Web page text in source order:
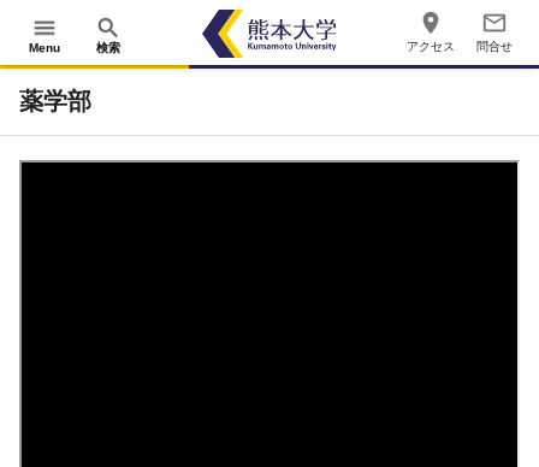
menu
Menu
search
検索
place
アクセス
mail_outline
問合せ
薬学部